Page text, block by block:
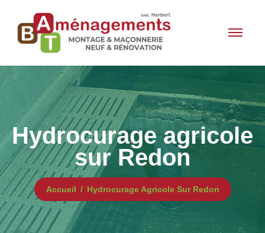
Hydrocurage agricole
sur Redon
Accueil Hydrocurage Agricole Sur Redon